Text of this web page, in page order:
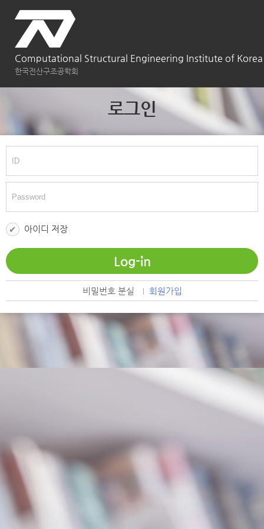
Computational Structural Engineering Institute of Korea
한국전산구조공학회
로그인
아이디 저장
Log-in
비밀번호 분실 회원가입